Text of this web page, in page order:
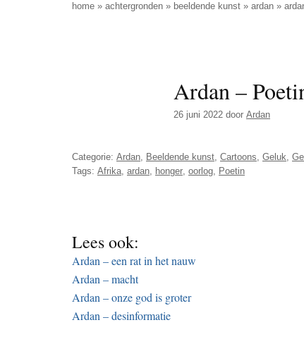
home » achtergronden » beeldende kunst » ardan »
Ardan –
26 juni 2022 door Ardan
Categorie: Ardan, Beeldende kunst, Cartoons, Geluk,
Tags: Afrika, ardan, honger, oorlog, Poetin
Lees ook:
Ardan – een rat in het nauw
Ardan – macht
Ardan – onze god is groter
Ardan – desinformatie